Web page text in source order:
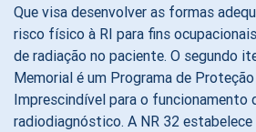
Que visa desenvolver as formas
risco físico à RI para fins
de radiação no paciente. O segundo
Memorial é um Programa de
Imprescindível para o funcionamento
radiodiagnóstico. A NR 32